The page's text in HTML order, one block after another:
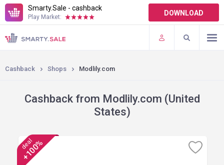
Smarty.Sale - cashback
Play Market: DOWNLOAD
TERMS OF USE
PLUGINS
Cashback Shops Modlily.com
Cashback from Modlily.com (United
States)
deal
+100%